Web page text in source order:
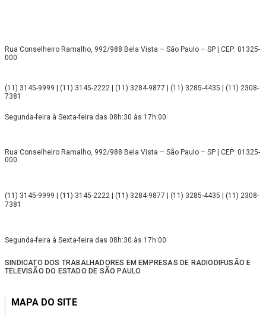
Rua Conselheiro Ramalho, 992/988 Bela Vista – São Paulo – SP | CEP: 01325-
000
(11) 3145-9999 | (11) 3145-2222 | (11) 3284-9877 | (11) 3285-4435 | (11) 2308-
7381
Segunda-feira à Sexta-feira das 08h:30 às 17h:00
Rua Conselheiro Ramalho, 992/988 Bela Vista – São Paulo – SP | CEP: 01325-
000
(11) 3145-9999 | (11) 3145-2222 | (11) 3284-9877 | (11) 3285-4435 | (11) 2308-
7381
Segunda-feira à Sexta-feira das 08h:30 às 17h:00
SINDICATO DOS TRABALHADORES EM EMPRESAS DE RADIODIFUSÃO E
TELEVISÃO DO ESTADO DE SÃO PAULO
MAPA DO SITE